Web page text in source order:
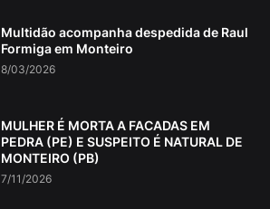
Multidão acompanha despedida de Raul
Formiga em Monteiro
8/03/2026
MULHER É MORTA A FACADAS EM
PEDRA (PE) E SUSPEITO É NATURAL DE
MONTEIRO (PB)
7/11/2026